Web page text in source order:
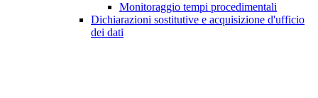
Monitoraggio tempi procedimentali
Dichiarazioni sostitutive e acquisizione d'ufficio
dei dati